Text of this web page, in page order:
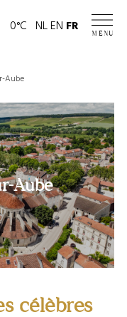
0°C Page
NLEN FR MENU
Aube
Aube
célèbres